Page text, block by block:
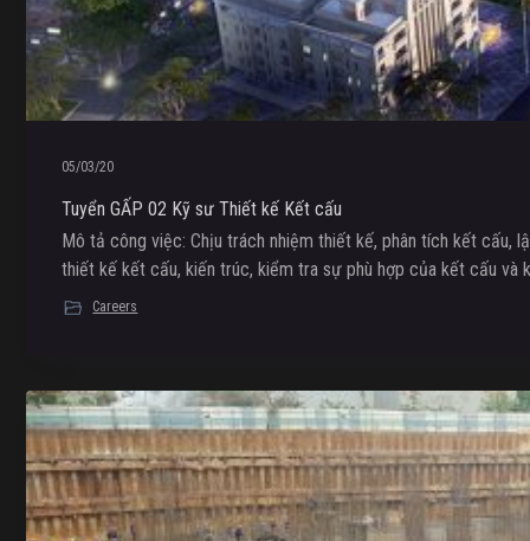
05/03/20
Tuyển GẤP 02 Kỹ sư Thiết kế Kết cấu
Mô tả công việc: Chịu trách nhiệm thiết kế, phân tích kết cấu,
thiết kế kết cấu, kiến trúc, kiểm tra sự phù hợp của kết cấu và
Careers